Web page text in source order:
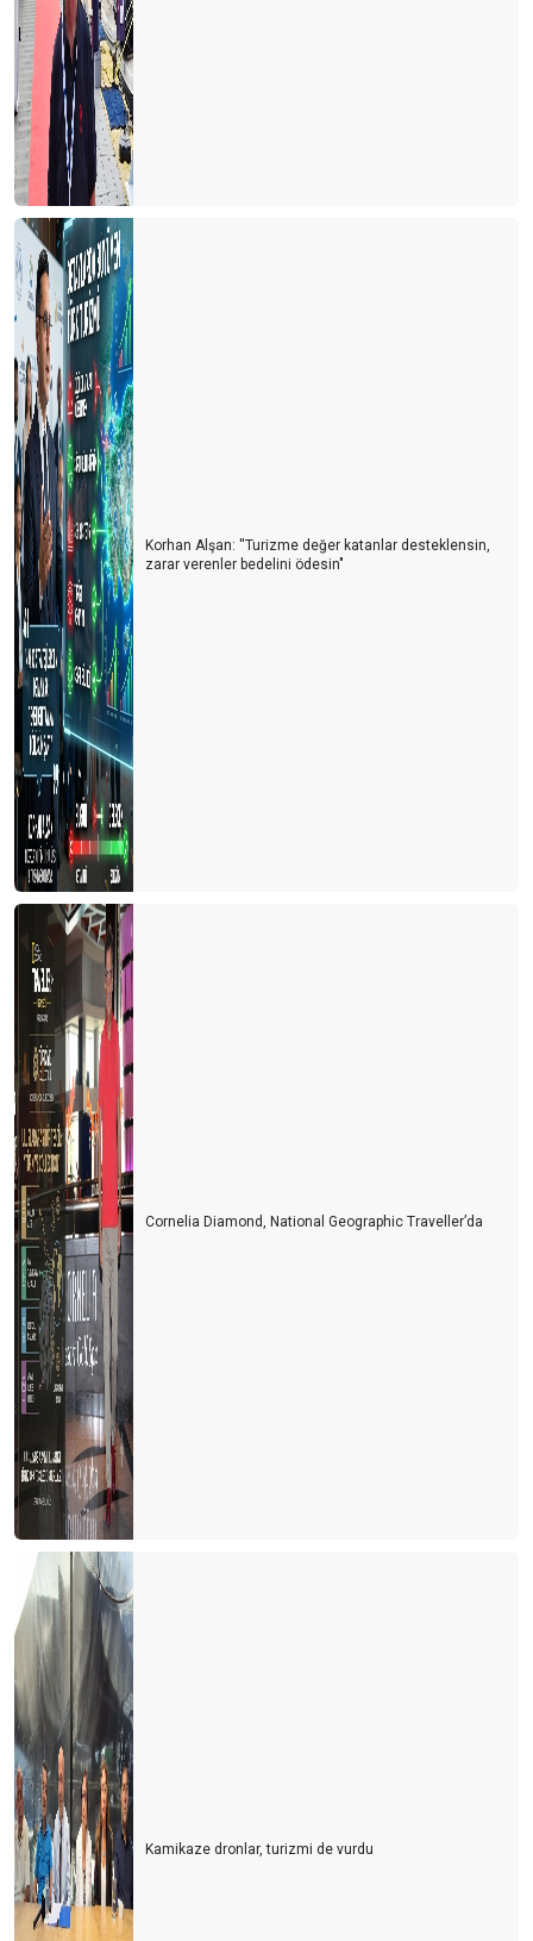
Otelcilikte Markalaşma Süreci
Korhan Alşan: ''Turizme değer katanlar desteklensin,
zarar verenler bedelini ödesin"
Cornelia Diamond, National Geographic Traveller’da
Kamikaze dronlar, turizmi de vurdu